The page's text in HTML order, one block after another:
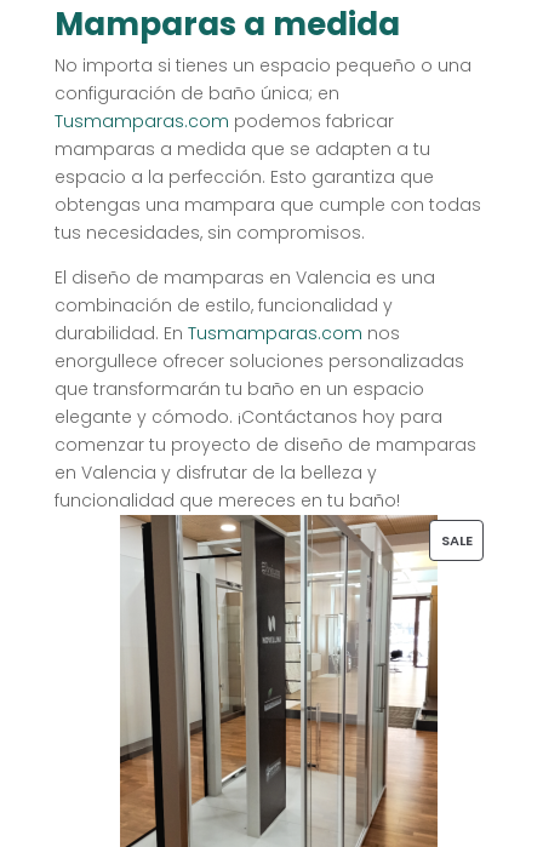
Mamparas a medida
No importa si tienes un espacio pequeño o una
configuración de baño única; en
Tusmamparas.com podemos fabricar
mamparas a medida que se adapten a tu
espacio a la perfección. Esto garantiza que
obtengas una mampara que cumple con todas
tus necesidades, sin compromisos.
El diseño de mamparas en Valencia es una
combinación de estilo, funcionalidad y
durabilidad. En Tusmamparas.com nos
enorgullece ofrecer soluciones personalizadas
que transformarán tu baño en un espacio
elegante y cómodo. ¡Contáctanos hoy para
comenzar tu proyecto de diseño de mamparas
en Valencia y disfrutar de la belleza y
funcionalidad que mereces en tu baño!
SALEPRODUCT